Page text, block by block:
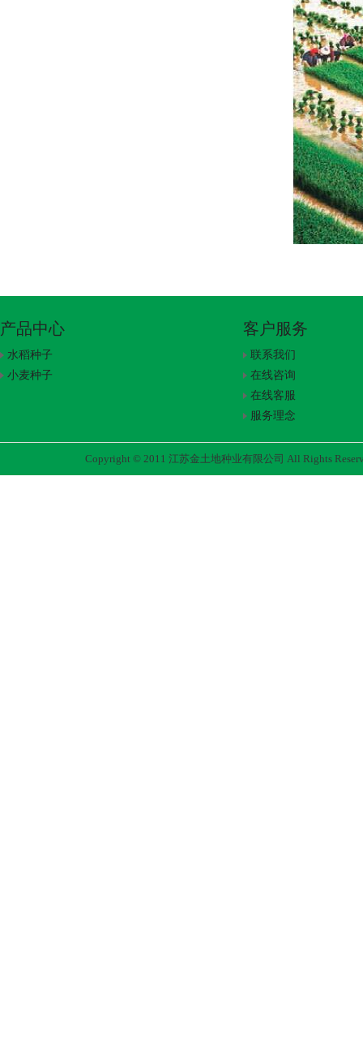
产品中心
水稻种子
小麦种子
客户服务
联系我们
在线咨询
在线客服
服务理念
Copyright © 2011 江苏金土地种业有限公司 All Rights